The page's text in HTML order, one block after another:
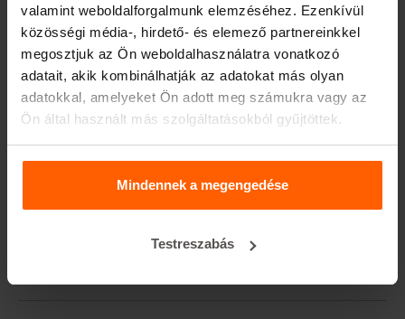
valamint weboldalforgalmunk elemzéséhez. Ezenkívül
közösségi média-, hirdető- és elemező partnereinkkel
megosztjuk az Ön weboldalhasználatra vonatkozó
adatait, akik kombinálhatják az adatokat más olyan
adatokkal, amelyeket Ön adott meg számukra vagy az
Ön által használt más szolgáltatásokból gyűjtöttek.
Mindennek a megengedése
Testreszabás
Kezelőberendezések
Tartozékok
Pótalkatrészek
Gyakran ismételt kérdések